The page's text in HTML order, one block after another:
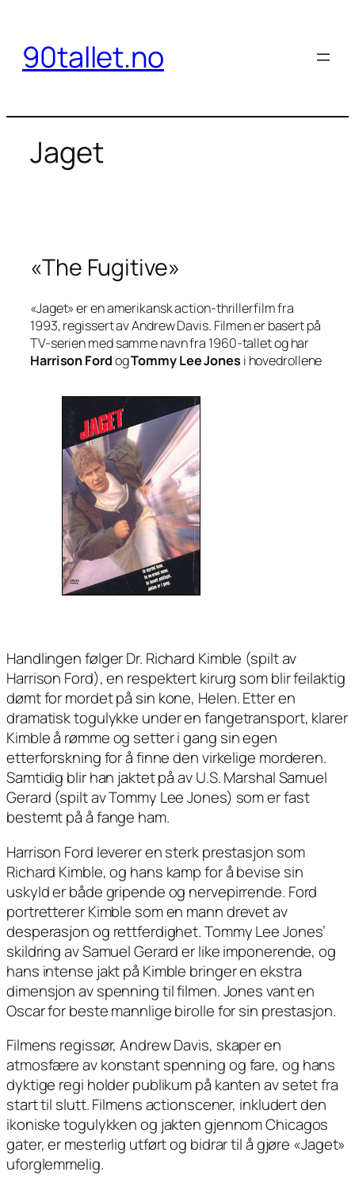
innhold
90tallet.no
Jaget
«The Fugitive»
«Jaget» er en amerikansk action-thrillerfilm fra
1993, regissert av Andrew Davis. Filmen er basert på
TV-serien med samme navn fra 1960-tallet og har
Harrison FordogTommy Lee Jones i hovedrollene
Handlingen følger Dr. Richard Kimble (spilt av
Harrison Ford), en respektert kirurg som blir feilaktig
dømt for mordet på sin kone, Helen. Etter en
dramatisk togulykke under en fangetransport, klarer
Kimble å rømme og setter i gang sin egen
etterforskning for å finne den virkelige morderen.
Samtidig blir han jaktet på av U.S. Marshal Samuel
Gerard (spilt av Tommy Lee Jones) som er fast
bestemt på å fange ham.
Harrison Ford leverer en sterk prestasjon som
Richard Kimble, og hans kamp for å bevise sin
uskyld er både gripende og nervepirrende. Ford
portretterer Kimble som en mann drevet av
desperasjon og rettferdighet. Tommy Lee Jones’
skildring av Samuel Gerard er like imponerende, og
hans intense jakt på Kimble bringer en ekstra
dimensjon av spenning til filmen. Jones vant en
Oscar for beste mannlige birolle for sin prestasjon.
Filmens regissør, Andrew Davis, skaper en
atmosfære av konstant spenning og fare, og hans
dyktige regi holder publikum på kanten av setet fra
start til slutt. Filmens actionscener, inkludert den
ikoniske togulykken og jakten gjennom Chicagos
gater, er mesterlig utført og bidrar til å gjøre «Jaget»
uforglemmelig.